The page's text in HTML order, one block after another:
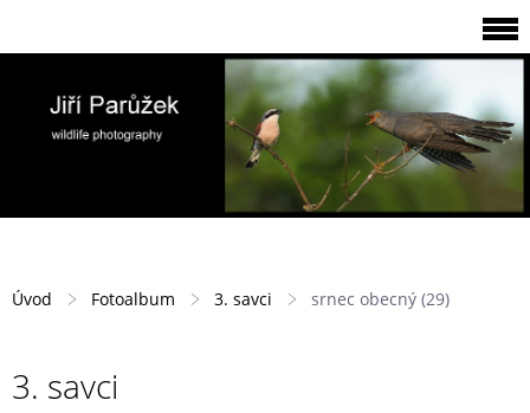
Úvod Fotoalbum 3. savci srnec obecný (29)
3. savci